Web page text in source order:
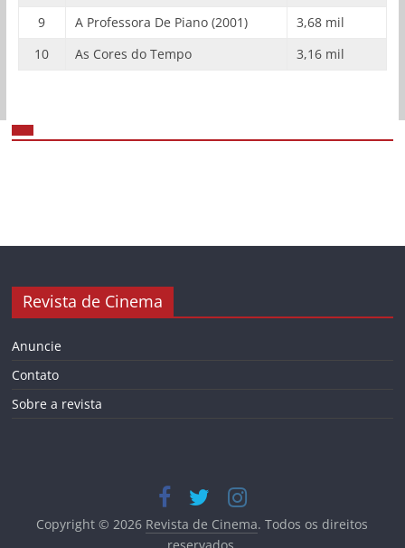
9
A Professora De Piano (2001)
3,68 mil
10
As Cores do Tempo 3,16 mil
Revista de Cinema
Anuncie
Contato
Sobre a revista
Copyright © 2026 Revista de Cinema. Todos os direitos